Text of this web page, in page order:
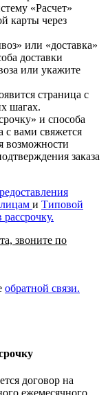
«Расчет»
карты через
или «доставка»
доставки
или укажите
страница с
шагах.
и способа
с вами свяжется
возможности
заказа
и Типовой
звоните по
обратной связи.
договор на
ежемесячного